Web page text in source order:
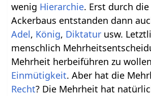
wenig Hierarchie. Erst durch
Ackerbaus entstanden dann
Adel, König, Diktatur usw.
menschlich
Mehrheit herbeiführen zu
Einmütigkeit. Aber hat die
Recht? Die Mehrheit hat